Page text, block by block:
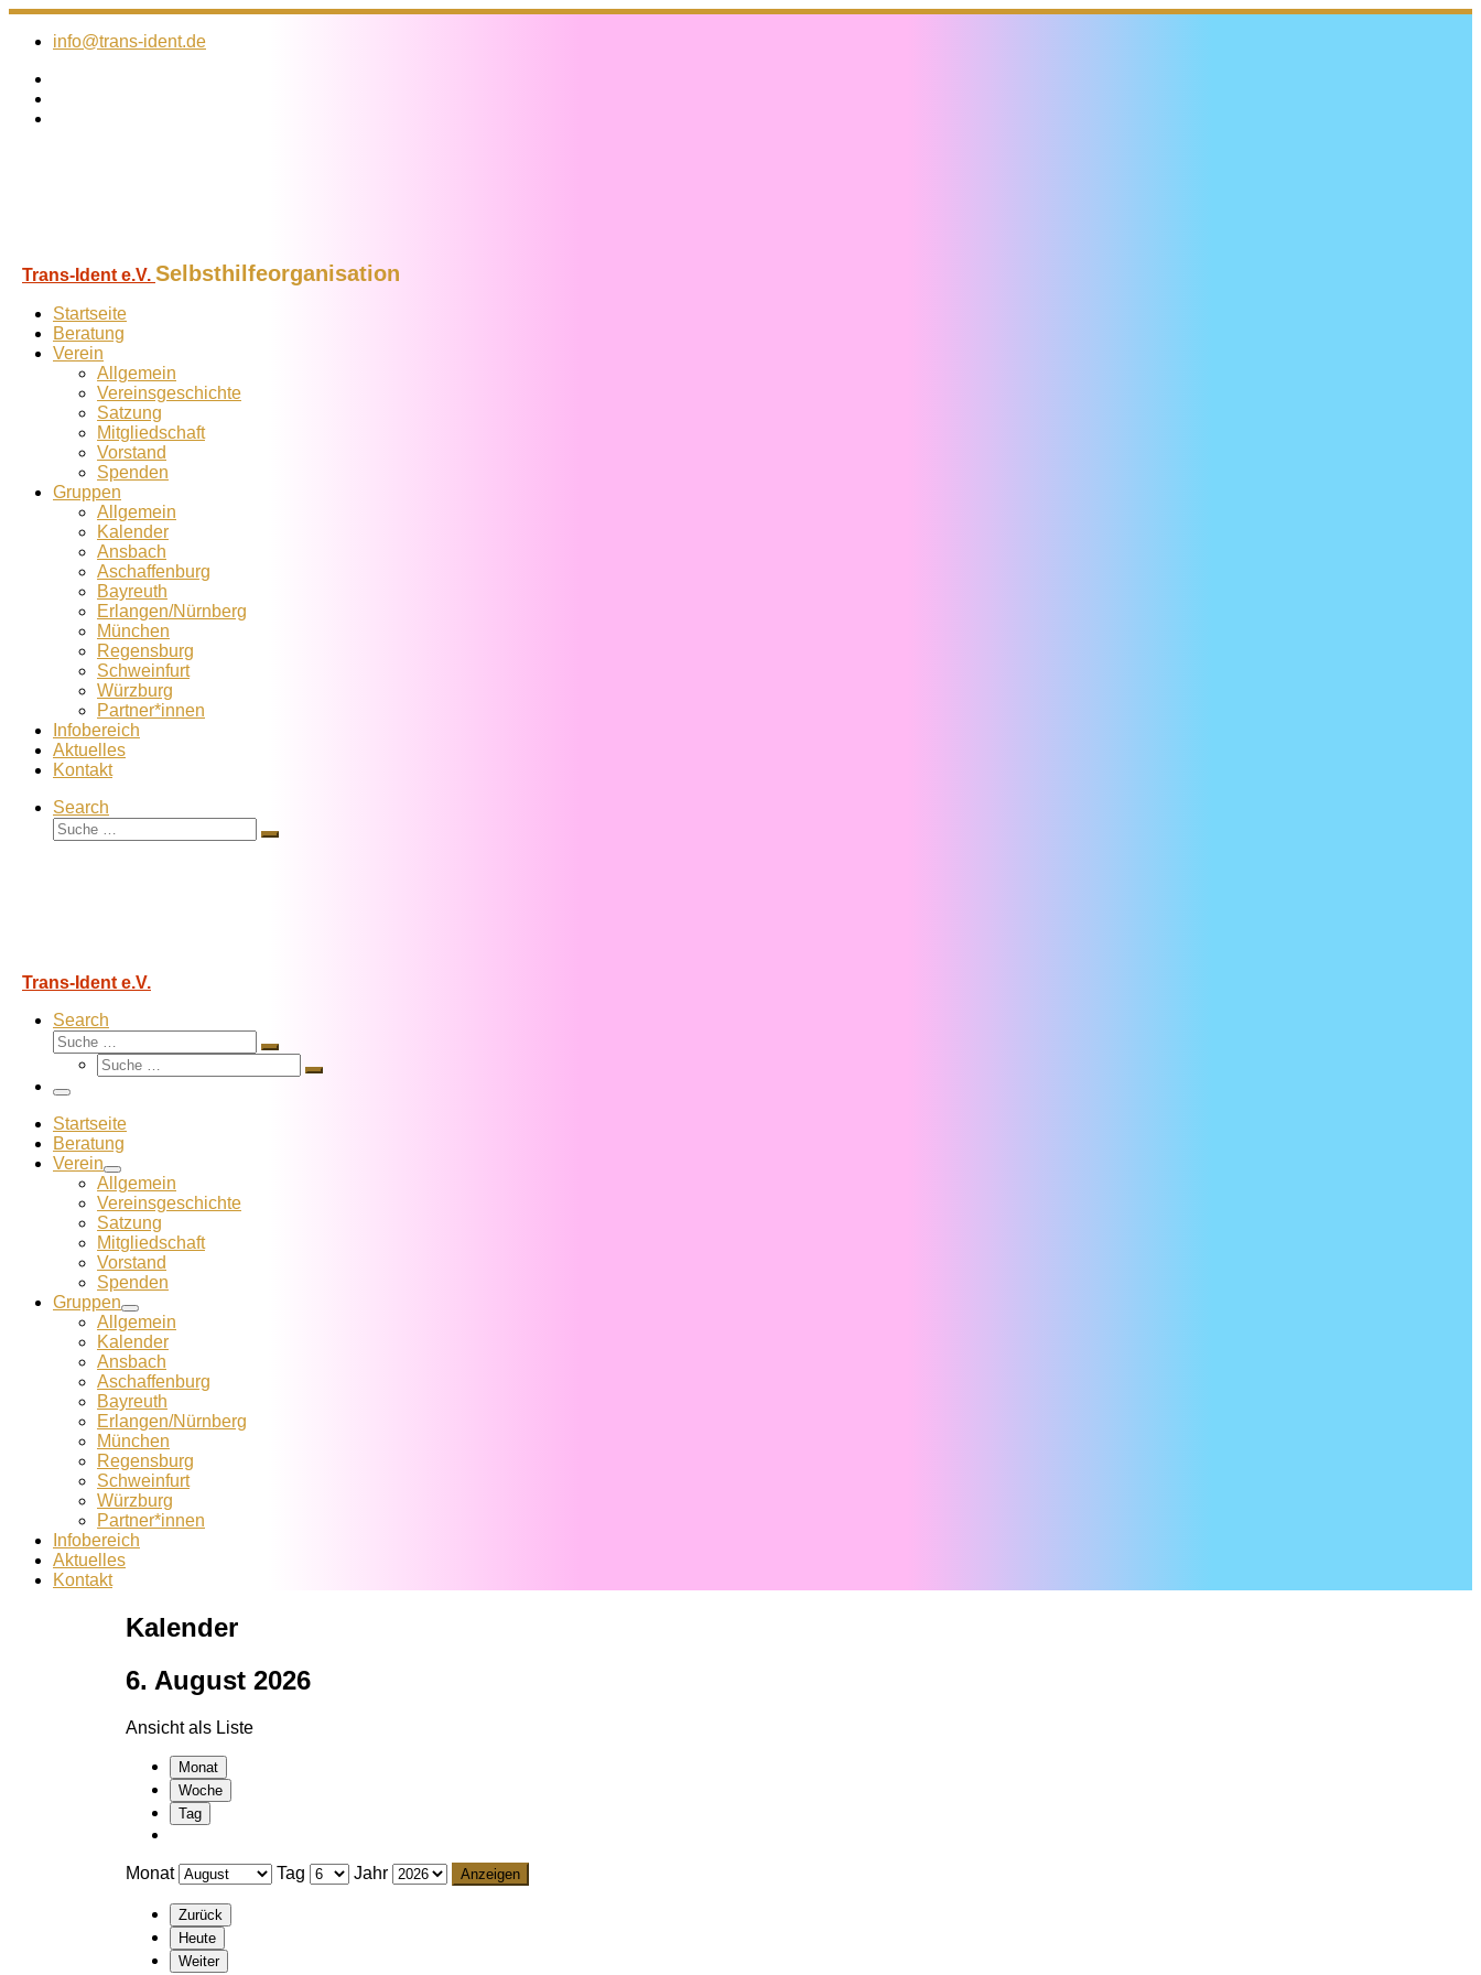
Zum
Inhalt
info@trans-ident.de
Trans-Ident e.V. Selbsthilfeorganisation
Startseite
Beratung
Verein
Allgemein
Vereins­geschichte
Satzung
Mitglied­schaft
Vorstand
Spenden
Gruppen
Allgemein
Kalender
Ansbach
Aschaffenburg
Bayreuth
Erlangen/Nürnberg
München
Regensburg
Schweinfurt
Würzburg
Partner*innen
Infobereich
Aktuelles
Kontakt
Search
Suche
Suche
Trans-Ident e.V.
Search
Suche
Suche
Suche
Suche
Menü
Startseite
Beratung
Verein
Allgemein
Vereins­geschichte
Satzung
Mitglied­schaft
Vorstand
Spenden
Gruppen
Allgemein
Kalender
Ansbach
Aschaffenburg
Bayreuth
Erlangen/Nürnberg
München
Regensburg
Schweinfurt
Würzburg
Partner*innen
Infobereich
Aktuelles
Kontakt
Kalender
6. August 2026
Ansicht als Liste
Monat
Woche
Tag
Monat Tag Jahr
Zurück
Heute
Weiter